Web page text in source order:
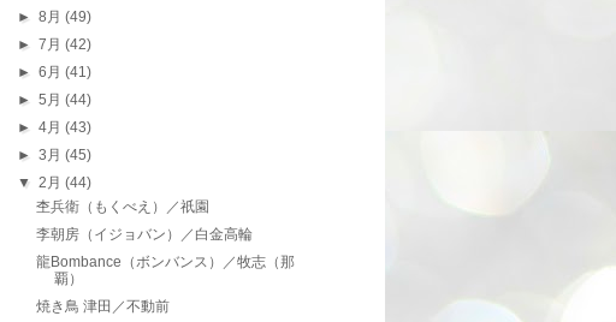
►8月(49)
►7月(42)
►6月(41)
►5月(44)
►4月(43)
►3月(45)
▼2月(44)
杢兵衛（もくべえ）／祇園
李朝房（イジョバン）／白金高輪
龍Bombance（ボンバンス）／牧志（那
覇）
焼き鳥 津田／不動前